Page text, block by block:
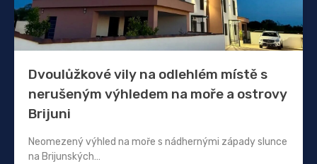
Dvoulůžkové vily na odlehlém místě s
nerušeným výhledem na moře a ostrovy
Brijuni
Neomezený výhled na moře s nádhernými západy slunce
na Brijunských…